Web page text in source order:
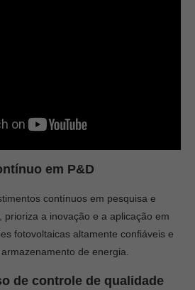
em P&D
contínuos em pesquisa e
prioriza a inovação e a aplicação em
fotovoltaicas altamente confiáveis e
de energia.
de controle de qualidade